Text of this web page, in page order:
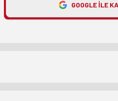
GOOGLE ILE